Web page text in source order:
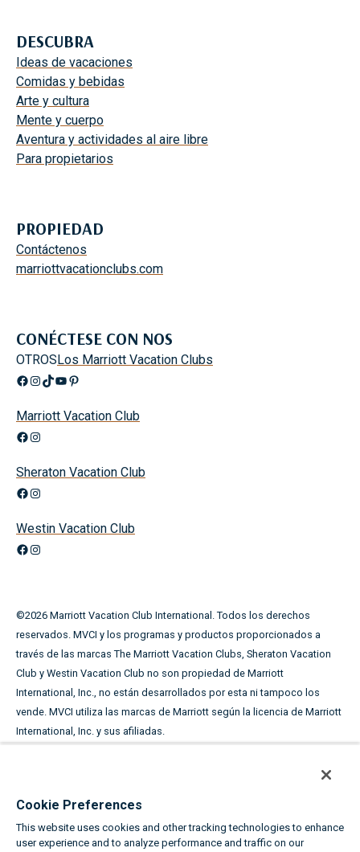
DESCUBRA
Ideas de vacaciones
Comidas y bebidas
Arte y cultura
Mente y cuerpo
Aventura y actividades al aire libre
Para propietarios
PROPIEDAD
Contáctenos
marriottvacationclubs.com
CONÉCTESE CON NOS
OTROSLos Marriott Vacation Clubs
Facebook
Instagram
TikTok
YouTube
Pinterest
Marriott Vacation Club
Facebook
Instagram
Sheraton Vacation Club
Facebook
Instagram
Westin Vacation Club
Facebook
Instagram
©2026 Marriott Vacation Club International. Todos los derechos
reservados. MVCI y los programas y productos proporcionados a
través de las marcas The Marriott Vacation Clubs, Sheraton Vacation
Club y Westin Vacation Club no son propiedad de Marriott
International, Inc., no están desarrollados por esta ni tampoco los
vende. MVCI utiliza las marcas de Marriott según la licencia de Marriott
International, Inc. y sus afiliadas.
FIN DE SOLICITAR LA VENTA DE PERIODOS DE TIEMPO COMPARTIDO.
Cookie Preferences
This website uses cookies and other tracking technologies to enhance
user experience and to analyze performance and traffic on our